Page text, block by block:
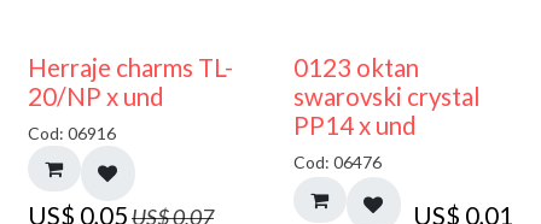
40% DESCUENTO
Herraje charms TL-
20/NP x und
Cod: 06916
US$ 0,05US$0,07
0123 oktan
swarovski crystal
PP14 x und
Cod: 06476
US$ 0,01